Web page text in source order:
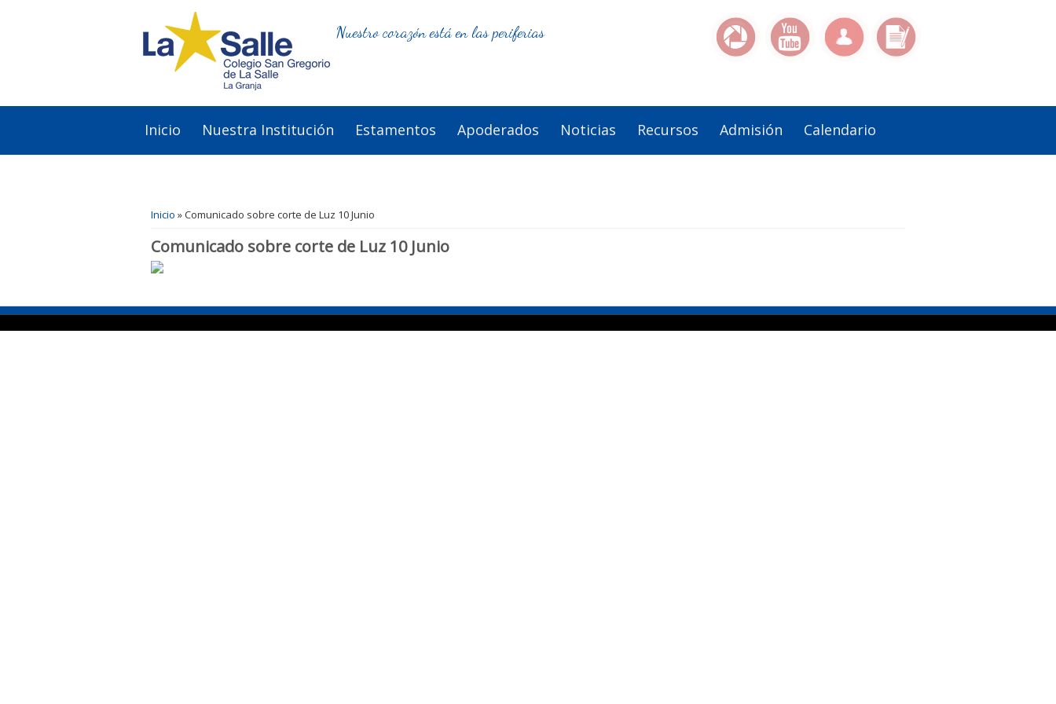
Nuestro corazón está en las periferias
Inicio Nuestra Institución Estamentos Apoderados Noticias Recursos Admisión Calendario
Inicio » Comunicado sobre corte de Luz 10 Junio
Comunicado sobre corte de Luz 10 Junio